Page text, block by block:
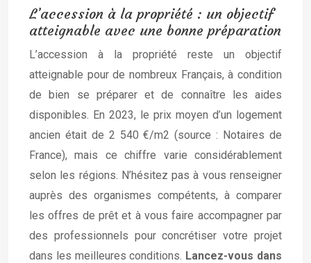
L’accession à la propriété : un objectif
atteignable avec une bonne préparation
L’accession à la propriété reste un objectif
atteignable pour de nombreux Français, à condition
de bien se préparer et de connaître les aides
disponibles. En 2023, le prix moyen d’un logement
ancien était de 2 540 €/m2 (source : Notaires de
France), mais ce chiffre varie considérablement
selon les régions. N’hésitez pas à vous renseigner
auprès des organismes compétents, à comparer
les offres de prêt et à vous faire accompagner par
des professionnels pour concrétiser votre projet
dans les meilleures conditions. Lancez-vous dans